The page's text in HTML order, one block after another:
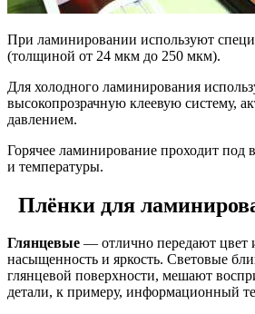
При ламинировании используют
(толщиной от 24 мкм до 250 мкм).
Для холодного ламинирования
высокопрозрачную клеевую систему,
давлением.
Горячее ламинирование проходит под
и температуры.
Плёнки для
Глянцевые — отлично передают цвет
насыщенность и яркость. Световые
глянцевой поверхности, мешают
детали, к примеру, информационный